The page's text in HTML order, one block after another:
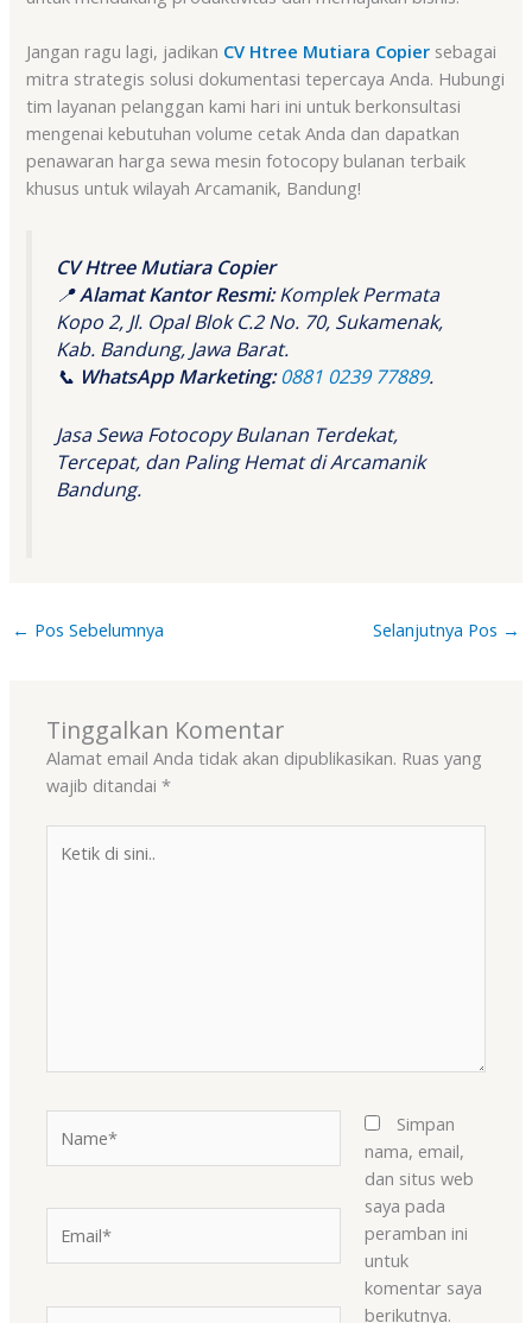
Jangan ragu lagi, jadikan CV Htree Mutiara Copier sebagai
mitra strategis solusi dokumentasi tepercaya Anda. Hubungi
tim layanan pelanggan kami hari ini untuk berkonsultasi
mengenai kebutuhan volume cetak Anda dan dapatkan
penawaran harga sewa mesin fotocopy bulanan terbaik
khusus untuk wilayah Arcamanik, Bandung!
CV Htree Mutiara Copier
📍Alamat Kantor Resmi:Komplek Permata
Kopo 2, Jl. Opal Blok C.2 No. 70, Sukamenak,
Kab. Bandung, Jawa Barat.
📞 WhatsApp Marketing: 0881 0239 77889.
Jasa Sewa Fotocopy Bulanan Terdekat,
Tercepat, dan Paling Hemat di Arcamanik
Bandung.
← Pos Sebelumnya Selanjutnya Pos →
Tinggalkan Komentar
Alamat email Anda tidak akan dipublikasikan. Ruas yang
wajib ditandai*
Simpan
nama, email,
dan situs web
saya pada
peramban ini
untuk
komentar saya
berikutnya.